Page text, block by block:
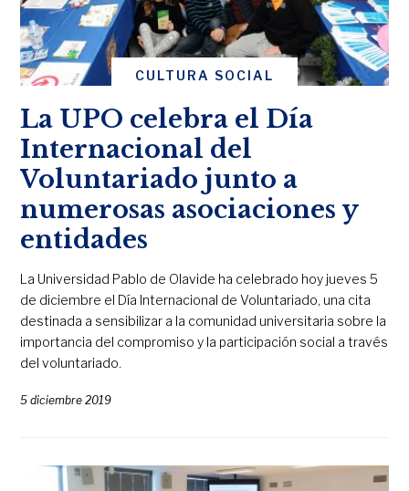
CULTURA SOCIAL
La UPO celebra el Día
Internacional del
Voluntariado junto a
numerosas asociaciones y
entidades
La Universidad Pablo de Olavide ha celebrado hoy jueves 5
de diciembre el Día Internacional de Voluntariado, una cita
destinada a sensibilizar a la comunidad universitaria sobre la
importancia del compromiso y la participación social a través
del voluntariado.
5 diciembre 2019